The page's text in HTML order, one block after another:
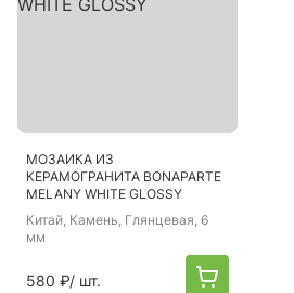
МОЗАИКА ИЗ
КЕРАМОГРАНИТА BONAPARTE
MELANY WHITE GLOSSY
Китай, Камень, Глянцевая, 6
мм
580 ₽/ шт.